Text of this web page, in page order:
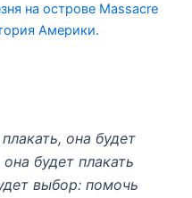
на острове Massacre
Америки.
она будет
будет плакать
выбор: помочь